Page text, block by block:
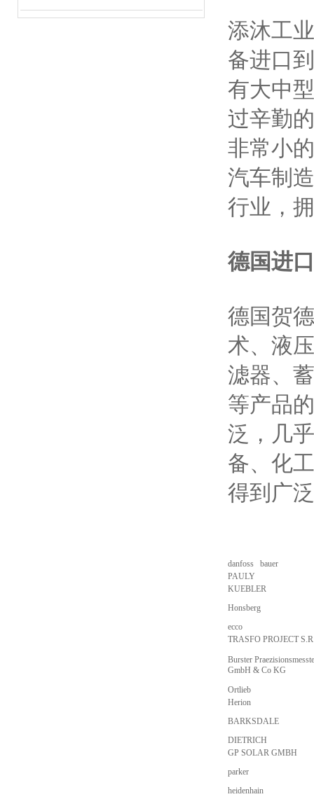
添沐工
备进口
有大中
过辛勤
非常小
汽车制
行业，
德国进
德国贺
术、液
滤器、
等产品
泛，几
备、化
得到广
danfoss bauer
PAULY
KUEBLER
Honsberg
ecco
TRASFO PROJECT
Burster
GmbH & Co KG
Ortlieb
Herion
BARKSDALE
DIETRICH
GP SOLAR GMBH
parker
heidenhain